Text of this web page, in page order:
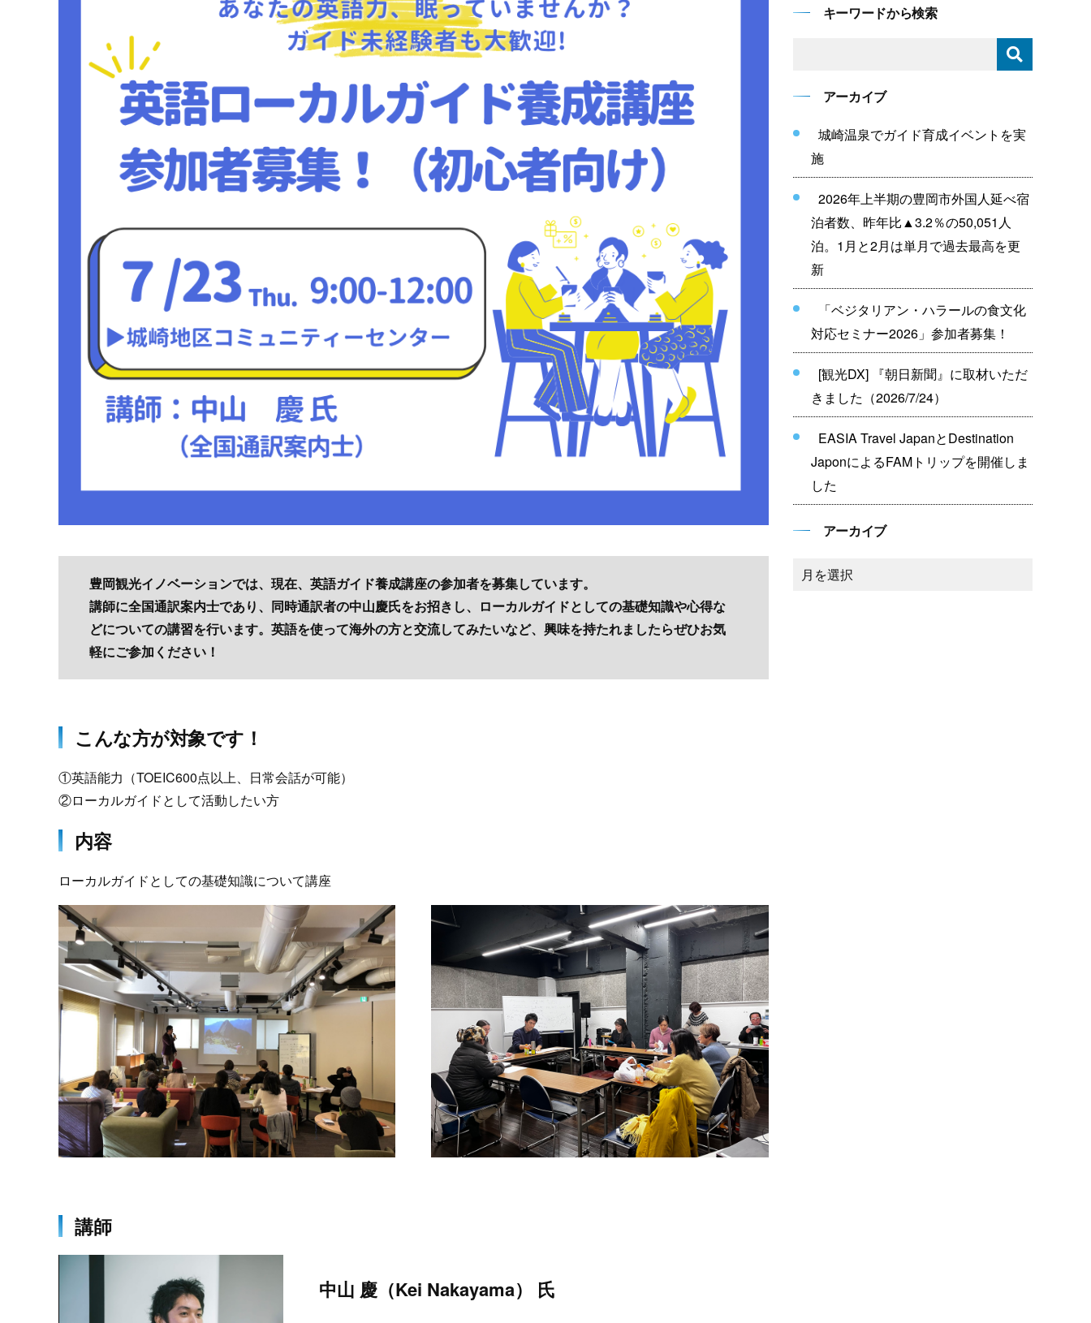
豊岡観光イノベーションでは、現在、英語ガイド養成講座の参加者を募集しています。
講師に全国通訳案内士であり、同時通訳者の中山慶氏をお招きし、ローカルガイドとしての基礎知識や心得な
どについての講習を行います。英語を使って海外の方と交流してみたいなど、興味を持たれましたらぜひお気
軽にご参加ください！
こんな方が対象です！
①英語能力（TOEIC600点以上、日常会話が可能）
②ローカルガイドとして活動したい方
内容
ローカルガイドとしての基礎知識について講座
講師
中山 慶（Kei Nakayama） 氏
キーワードから検索
アーカイブ
城崎温泉でガイド育成イベントを実
施
2026年上半期の豊岡市外国人延べ宿
泊者数、昨年比▲3.2％の50,051人
泊。1月と2月は単月で過去最高を更
新
「ベジタリアン・ハラールの食文化
対応セミナー2026」参加者募集！
[観光DX] 『朝日新聞』に取材いただ
きました（2026/7/24）
EASIA Travel JapanとDestination
JaponによるFAMトリップを開催しま
した
アーカイブ